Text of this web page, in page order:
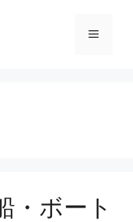
メ
・ボート